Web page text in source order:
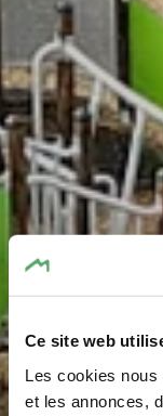
Ce site web
Les cookies nous
et les annonces,